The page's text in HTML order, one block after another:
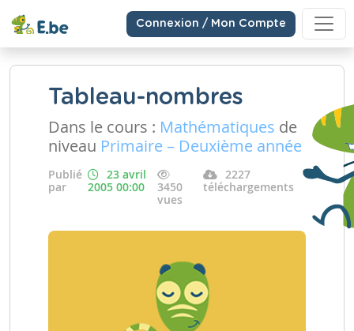
Connexion / Mon Compte
Tableau-nombres
Dans le cours : Mathématiques de
niveau Primaire – Deuxième année
Publié
par
23 avril
2005 00:00
3450
vues
2227
téléchargements